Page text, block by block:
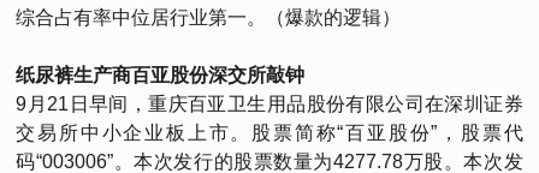
综合占有率中位居行业第一。（爆款的逻辑）
纸尿裤生产商百亚股份深交所敲钟
9月21日早间，重庆百亚卫生用品股份有限公司在深圳证券
交易所中小企业板上市。股票简称“百亚股份”，股票代
码“003006”。本次发行的股票数量为4277.78万股。本次发